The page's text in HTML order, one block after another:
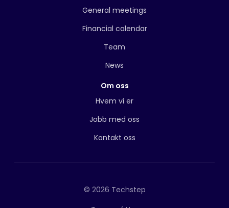
General meetings
Financial calendar
Team
News
Om oss
Hvem vi er
Jobb med oss
Kontakt oss
© 2026 Techstep